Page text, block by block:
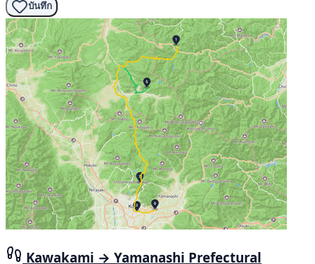
บันทึก
Kawakami → Yamanashi Prefectural